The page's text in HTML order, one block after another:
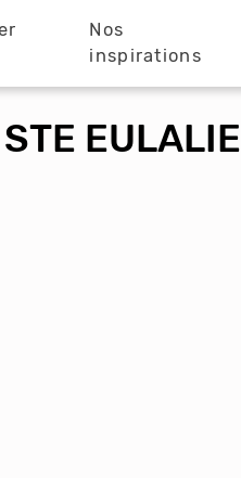
Nos
inspirations
EULALIE